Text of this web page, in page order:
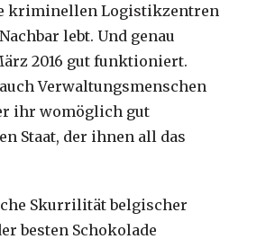
kriminellen Logistikzentren
lebt. Und genau
2016 gut funktioniert.
Verwaltungsmenschen
ihr womöglich gut
Staat, der ihnen all das
Skurrilität belgischer
besten Schokolade